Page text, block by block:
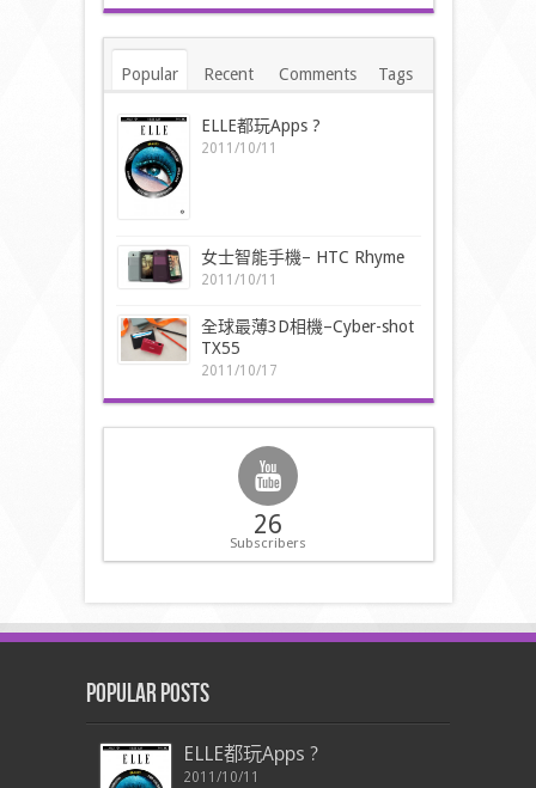
Popular Recent Comments Tags
ELLE都玩Apps ?
2011/10/11
女士智能手機– HTC Rhyme
2011/10/11
全球最薄3D相機–Cyber-shot
TX55
2011/10/17
26
Subscribers
Popular Posts
ELLE都玩Apps ?
2011/10/11